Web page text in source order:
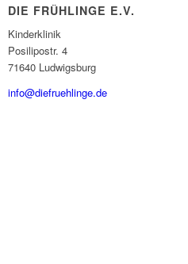
DIE FRÜHLINGE E.V.
Kinderklinik
Posilipostr. 4
71640 Ludwigsburg
info@diefruehlinge.de